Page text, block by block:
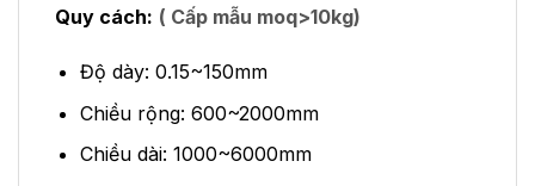
Quy cách: ( Cấp mẫu moq>10kg)
Độ dày: 0.15~150mm
Chiều rộng: 600~2000mm
Chiều dài: 1000~6000mm